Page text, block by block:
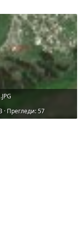
· Прегледи: 57